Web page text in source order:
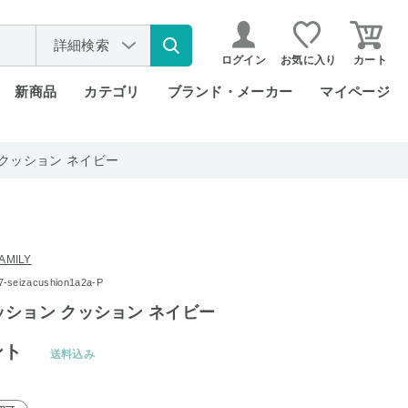
詳細検索
ログイン お気に入り カート
新商品 カテゴリ ブランド・メーカー マイページ
ッション ネイビー
seizacushion1a2a-P
ション クッション ネイビー
送料込み